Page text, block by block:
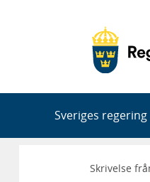
Sveriges regering
Skrivelse